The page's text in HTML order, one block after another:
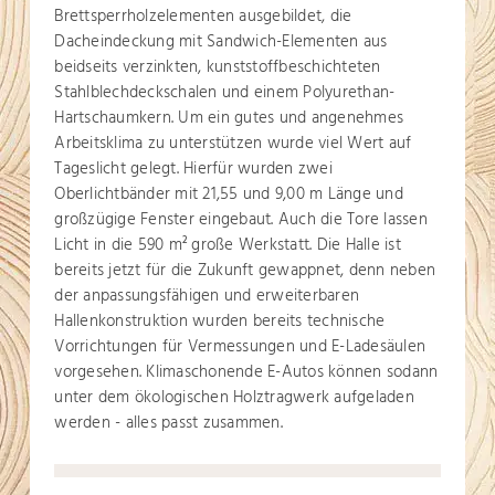
Brettsperrholzelementen ausgebildet, die
Dacheindeckung mit Sandwich-Elementen aus
beidseits verzinkten, kunststoffbeschichteten
Stahlblechdeckschalen und einem Polyurethan-
Hartschaumkern. Um ein gutes und angenehmes
Arbeitsklima zu unterstützen wurde viel Wert auf
Tageslicht gelegt. Hierfür wurden zwei
Oberlichtbänder mit 21,55 und 9,00 m Länge und
großzügige Fenster eingebaut. Auch die Tore lassen
Licht in die 590 m2 große Werkstatt. Die Halle ist
bereits jetzt für die Zukunft gewappnet, denn neben
der anpassungsfähigen und erweiterbaren
Hallenkonstruktion wurden bereits technische
Vorrichtungen für Vermessungen und E-Ladesäulen
vorgesehen. Klimaschonende E-Autos können sodann
unter dem ökologischen Holztragwerk aufgeladen
werden - alles passt zusammen.